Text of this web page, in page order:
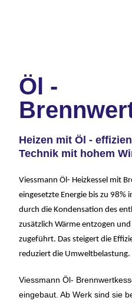
Öl -
Heizen mit Öl -
Technik mit hohem
Viessmann Öl- Heizkessel mit
eingesetzte Energie bis zu 98%
durch die Kondensation des
zusätzlich Wärme entzogen
zugeführt. Das steigert die
reduziert die Umweltbelastung.
Viessmann Öl-
eingebaut. Ab Werk sind sie